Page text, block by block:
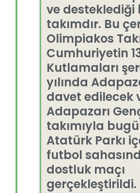
ve desteklediği
takımdır. Bu
Olimpiakos
Cumhuriyetin
Kutlamaları
yılında
davet edilecek
Adapazarı
takımıyla
Atatürk Parkı
futbol
dostluk maçı
gerçekleştirildi.